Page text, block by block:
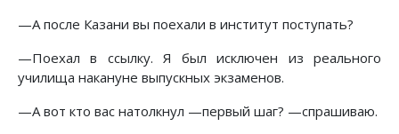
—А после Казани вы поехали в институт поступать?
—Поехал в ссылку. Я был исключен из реального
училища накануне выпускных экзаменов.
—А вот кто вас натолкнул —первый шаг? —спрашиваю.